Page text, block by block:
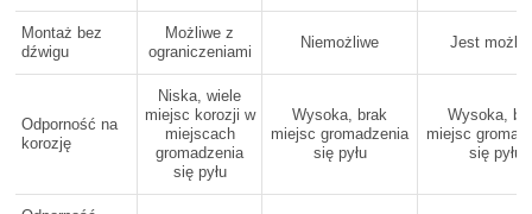
Montaż bez
dźwigu
Możliwe z
ograniczeniami
Niemożliwe Jest
Odporność na
korozję
Niska, wiele
miejsc korozji w
miejscach
gromadzenia
się pyłu
Wysoka, brak
miejsc gromadzenia
się pyłu
Wysoka,
miejsc
się pyłu